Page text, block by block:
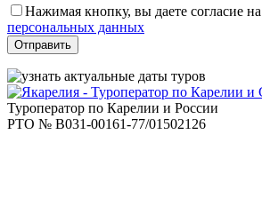
это
поле
пустым.
Нажимая кнопку, вы даете согласие на
персональных данных
Туроператор по Карелии и России
РТО № В031-00161-77/01502126